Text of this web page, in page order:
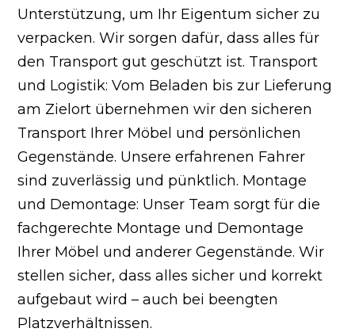
Unterstützung, um Ihr Eigentum sicher zu
verpacken. Wir sorgen dafür, dass alles für
den Transport gut geschützt ist. Transport
und Logistik: Vom Beladen bis zur Lieferung
am Zielort übernehmen wir den sicheren
Transport Ihrer Möbel und persönlichen
Gegenstände. Unsere erfahrenen Fahrer
sind zuverlässig und pünktlich. Montage
und Demontage: Unser Team sorgt für die
fachgerechte Montage und Demontage
Ihrer Möbel und anderer Gegenstände. Wir
stellen sicher, dass alles sicher und korrekt
aufgebaut wird – auch bei beengten
Platzverhältnissen.